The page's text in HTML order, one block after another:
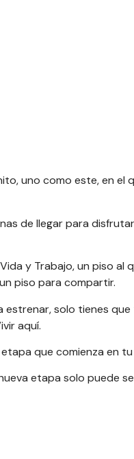
uno como este, en el
de llegar para
y Trabajo, un piso al
piso para compartir.
estrenar, solo tienes
aquí.
que comienza en tu
etapa solo puede